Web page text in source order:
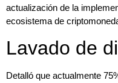
actualización de la
ecosistema de
Lavado de
Detalló que actualmente